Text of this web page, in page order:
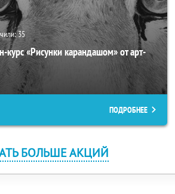
35
курс «Рисунки карандашом» от арт-
ПОДРОБНЕЕ
БОЛЬШЕ АКЦИЙ